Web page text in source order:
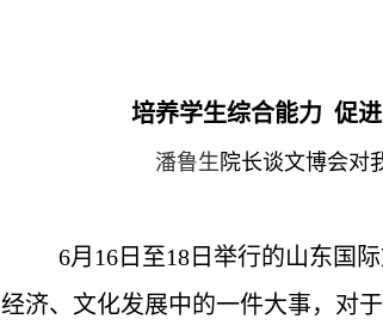
培养学生综合能力 促
潘鲁生 院长谈文博会对
6月16日至18日举行的山东国
经济、文化发展中的一件大事，对